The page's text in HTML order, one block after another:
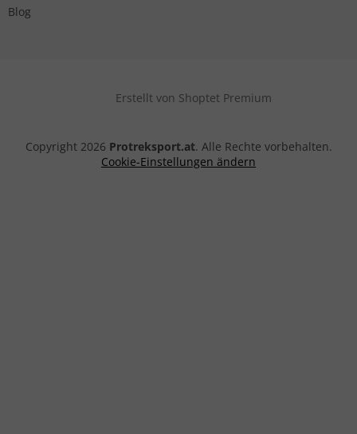
Blog
Erstellt von Shoptet Premium
Copyright 2026 Protreksport.at. Alle Rechte vorbehalten.
Cookie-Einstellungen ändern